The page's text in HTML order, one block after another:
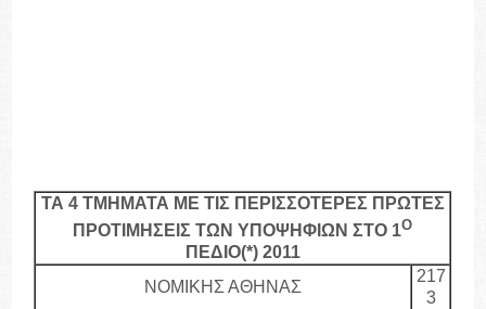
ΤΑ 4 ΤΜΗΜΑΤΑ ΜΕ ΤΙΣ ΠΕΡΙΣΣΟΤΕΡΕΣ ΠΡΩΤΕΣ
ΠΡΟΤΙΜΗΣΕΙΣ ΤΩΝ ΥΠΟΨΗΦΙΩΝ ΣΤΟ 1Ο
ΠΕΔΙΟ(*) 2011
ΝΟΜΙΚΗΣ ΑΘΗΝΑΣ
217
3